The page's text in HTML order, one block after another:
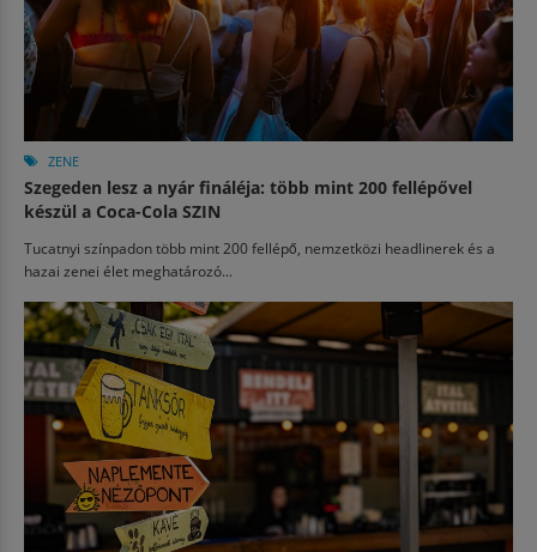
ZENE
Szegeden lesz a nyár fináléja: több mint 200 fellépővel
készül a Coca-Cola SZIN
Tucatnyi színpadon több mint 200 fellépő, nemzetközi headlinerek és a
hazai zenei élet meghatározó...